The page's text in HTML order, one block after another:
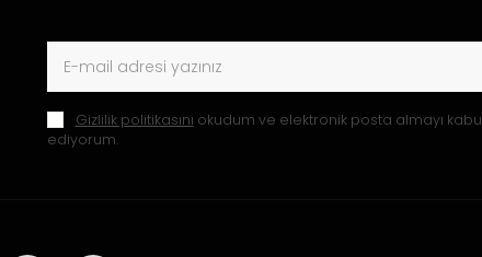
Gizlilik politikasını okudum ve elektronik posta almayı kabul
ediyorum.